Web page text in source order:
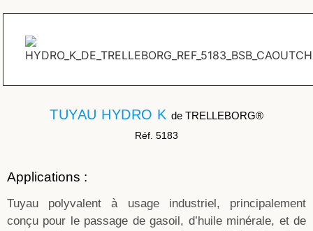
TUYAU HYDRO K de TRELLEBORG®
Réf. 5183
Applications :
Tuyau polyvalent à usage industriel, principalement
conçu pour le passage de gasoil, d’huile minérale, et de